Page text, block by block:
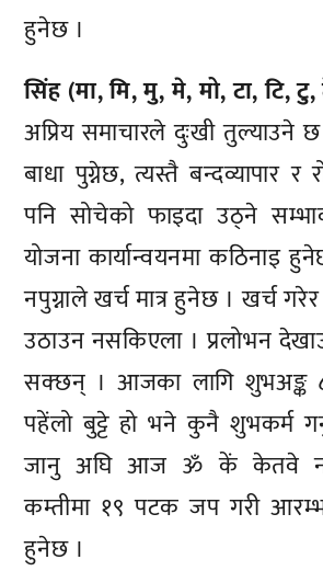
हुनेछ ।
सिंह (मा, मि, मु, मे, मो, टा, टि,
अप्रिय समाचारले दुःखी तुल्याउने
बाधा पुग्नेछ, त्यस्तै बन्दव्यापार र
पनि सोचेको फाइदा उठ्ने
योजना कार्यान्वयनमा कठिनाइ
नपुग्नाले खर्च मात्र हुनेछ । खर्च
उठाउन नसकिएला । प्रलोभन
सक्छन् । आजका लागि शुभअङ्क
पहेंलो बुट्टे हो भने कुनै शुभकर्म गर्नु
जानु अघि आज ॐ कें केतवे
कम्तीमा १९ पटक जप गरी आरम्भ
हुनेछ ।